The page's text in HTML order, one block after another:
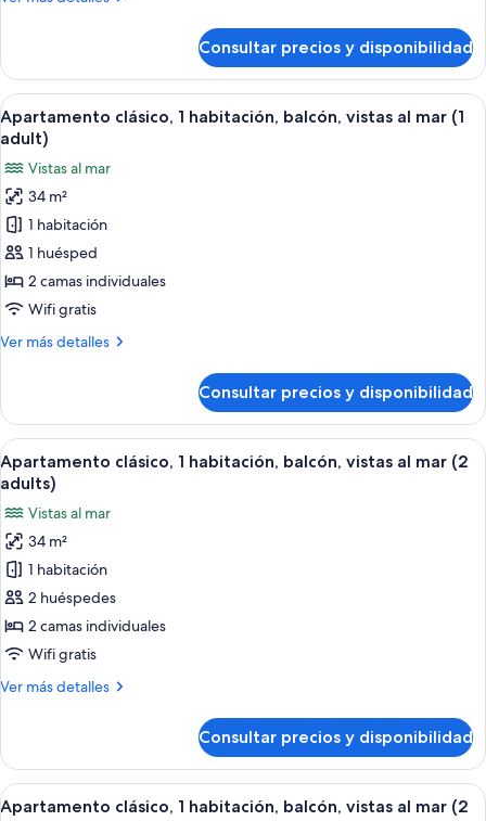
acondicionado,
mar
(Balcony,3
adults+1
child)
clásico,
habitación,
Aire
acondicionado,
vistas
al
mar
(Balcony,3
adults+1
Consultar precios y disponibilidad
Abrir
todas
fotos
de
Apartamento
clásico,
1
habitación,
vistas
(1
adult)
Caja fuerte, wifi gratis, ropa de cama
9
Apartamento clásico, 1 habitación, balcón, vistas al mar (1
adult)
Vistas al mar
34 m²
1 habitación
1 huésped
2 camas individuales
Wifi gratis
Ver más detalles
Más
clásico,
habitación,
balcón,
al
mar
(1
adult)
Consultar precios y disponibilidad
Abrir
todas
fotos
de
Apartamento
clásico,
1
habitación,
vistas
(2
adults)
Caja fuerte, wifi gratis, ropa de cama
9
Apartamento clásico, 1 habitación, balcón, vistas al mar (2
adults)
Vistas al mar
34 m²
1 habitación
2 huéspedes
2 camas individuales
Wifi gratis
Ver más detalles
Más
clásico,
habitación,
Consultar precios y disponibilidad
Abrir
Caja fuerte, wifi gratis, ropa de cama
9
Apartamento clásico, 1 habitación, balcón, vistas al mar (2